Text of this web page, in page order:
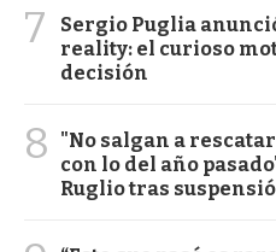
7
Sergio Puglia
reality: el curioso
decisión
8
"No salgan a
con lo del año
Ruglio tras